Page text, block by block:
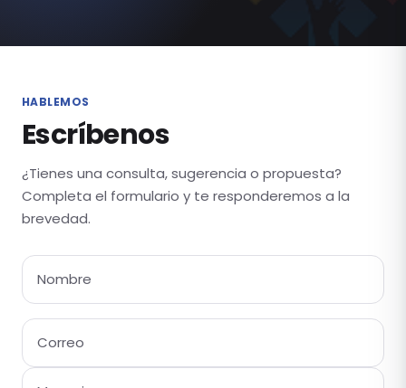
HABLEMOS
Escríbenos
¿Tienes una consulta, sugerencia o propuesta?
Completa el formulario y te responderemos a la
brevedad.